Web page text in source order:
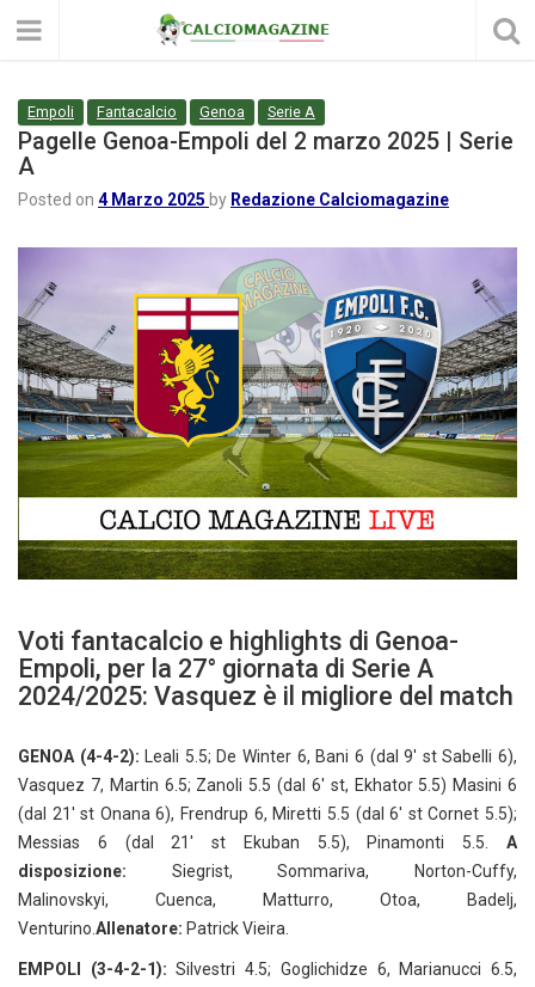
Empoli Fantacalcio Genoa Serie A
Pagelle Genoa-Empoli del 2 marzo 2025 | Serie
A
Posted on 4 Marzo 2025 by Redazione Calciomagazine
Voti fantacalcio e highlights di Genoa-
Empoli, per la 27° giornata di Serie A
2024/2025: Vasquez è il migliore del match
GENOA (4-4-2): Leali 5.5; De Winter 6, Bani 6 (dal 9′ st Sabelli 6),
Vasquez 7, Martin 6.5; Zanoli 5.5 (dal 6′ st, Ekhator 5.5) Masini 6
(dal 21′ st Onana 6), Frendrup 6, Miretti 5.5 (dal 6′ st Cornet 5.5);
Messias 6 (dal 21′ st Ekuban 5.5), Pinamonti 5.5. A
disposizione: Siegrist, Sommariva, Norton-Cuffy,
Malinovskyi, Cuenca, Matturro, Otoa, Badelj,
Venturino.Allenatore: Patrick Vieira.
EMPOLI (3-4-2-1): Silvestri 4.5; Goglichidze 6, Marianucci 6.5,